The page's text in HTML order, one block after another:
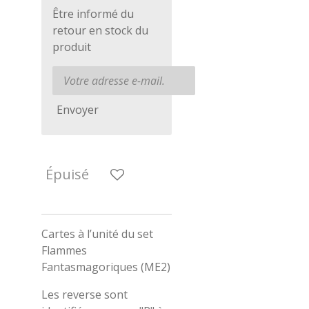
Être informé du
retour en stock du
produit
Envoyer
Épuisé
Cartes à l’unité du set
Flammes
Fantasmagoriques (ME2)
Les reverse sont